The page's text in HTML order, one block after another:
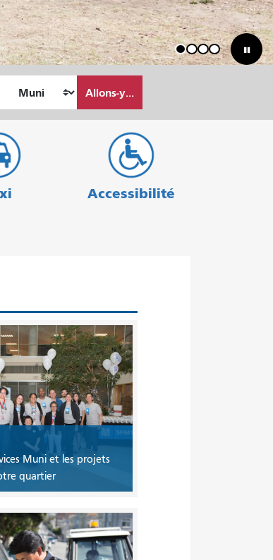
1 2 3 4
Allons-y...
Accessibilité
Muni et les projets
quartier